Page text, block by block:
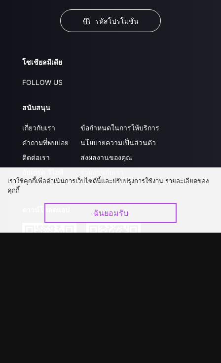
รหัสโปรโมชั่น
โซเชียลมีเดีย
FOLLOW US
สนับสนุน
เกี่ยวกับเรา
คำถามที่พบบ่อย
ติดต่อเรา
ข้อกำหนดในการให้บริการ
นโยบายความเป็นส่วนตัว
ส่งผลงานของคุณ
เราใช้คุกกี้เพื่อดำเนินการเว็บไซต์นี้และปรับปรุงการใช้งาน รายละเอียดของ
คุกกี้
ฉันยอมรับ